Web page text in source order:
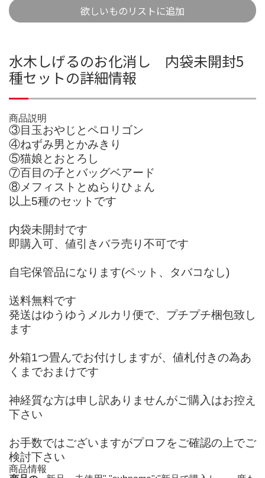
欲しいものリストに追加
水木しげるのお化消し 内袋未開封5
種セットの詳細情報
商品説明
③目玉おやじとペロリゴン
④ねずみ男とかみきり
⑤猫娘とおとろし
⑦百目の子とバッグベアード
⑧メフィストとぬらりひょん
以上5種のセットです
内袋未開封です
即購入可、値引きバラ売り不可です
自宅保管品になります(ペット、タバコなし)
送料無料です
発送はゆうゆうメルカリ便で、プチプチ梱包致し
ます
外箱1つ畳んでお付けしますが、値札付きの為あ
くまでおまけです
神経質な方は申し訳ありませんがご購入はお控え
下さい
お手数ではございますがプロフをご確認の上でご
検討下さい
商品情報